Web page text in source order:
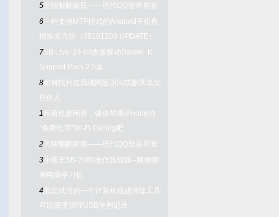
5无聊翻翻家底——历代QQ登录界面
6一种支持MTP模式的Android手机数
据恢复方法（20161105 UPDATE）
7SB Live! 24-bit改版驱动Daniel_K
Support Pack 2.5版
8如何找到在局域网里访问或删共享文
件的人
1 闲着也是闲着，谈谈苹果iPhone的
“免费电话”Wi-Fi Calling吧
2无聊翻翻家底——历代QQ登录界面
3小霸王SB-2000改仿真软驱--顺便聊
聊电脑学习机
4 最近试用的一个计算机痕迹清除工具
可以深度清理USB使用记录